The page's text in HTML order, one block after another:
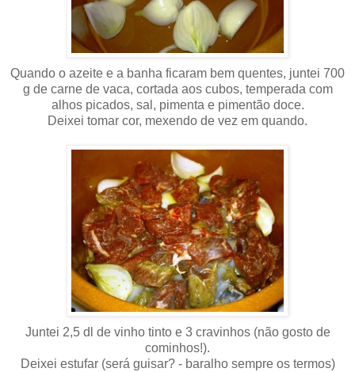
Quando o azeite e a banha ficaram bem quentes, juntei 700
g de carne de vaca, cortada aos cubos, temperada com
alhos picados, sal, pimenta e pimentão doce.
Deixei tomar cor, mexendo de vez em quando.
Juntei 2,5 dl de vinho tinto e 3 cravinhos (não gosto de
cominhos!).
Deixei estufar (será guisar? - baralho sempre os termos)